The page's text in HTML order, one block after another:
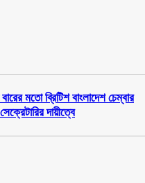
মতো ব্রিটিশ বাংলাদেশ চেম্বার
দায়ীত্বে